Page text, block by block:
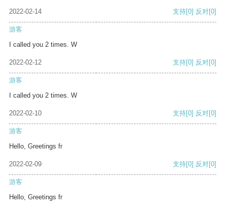
2022-02-14 支持[0] 反对[0]
游客
I called you 2 times. W
2022-02-12 支持[0] 反对[0]
游客
I called you 2 times. W
2022-02-10 支持[0] 反对[0]
游客
Hello, Greetings fr
2022-02-09 支持[0] 反对[0]
游客
Hello, Greetings fr